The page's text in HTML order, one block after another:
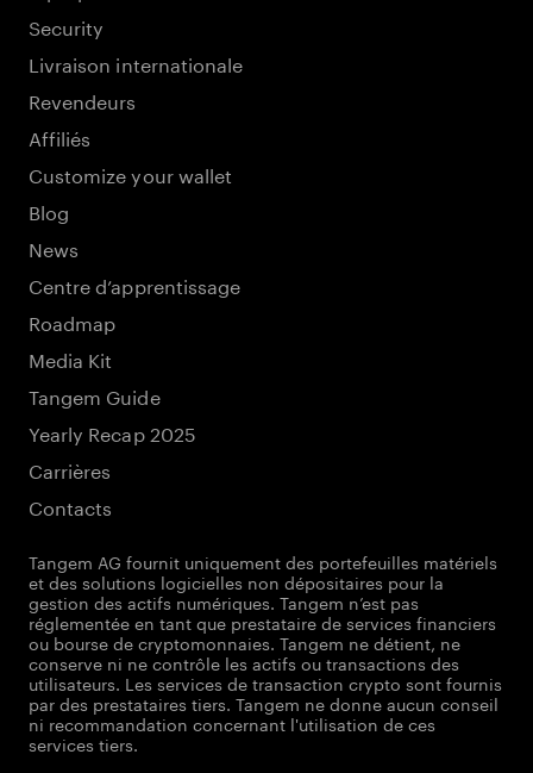
Security
Livraison internationale
Revendeurs
Affiliés
Customize your wallet
Blog
News
Centre d’apprentissage
Roadmap
Media Kit
Tangem Guide
Yearly Recap 2025
Carrières
Contacts
Tangem AG fournit uniquement des portefeuilles matériels
et des solutions logicielles non dépositaires pour la
gestion des actifs numériques. Tangem n’est pas
réglementée en tant que prestataire de services financiers
ou bourse de cryptomonnaies. Tangem ne détient, ne
conserve ni ne contrôle les actifs ou transactions des
utilisateurs. Les services de transaction crypto sont fournis
par des prestataires tiers. Tangem ne donne aucun conseil
ni recommandation concernant l'utilisation de ces
services tiers.